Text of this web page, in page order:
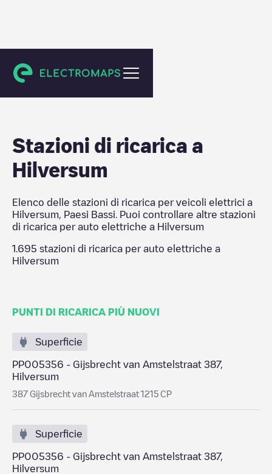
Hilversum
Stazioni di ricarica a
Hilversum
Elenco delle stazioni di ricarica per veicoli elettrici a
Hilversum
Paesi Bassi . Puoi controllare altre stazioni
di ricarica per auto elettriche a Hilversum
1.695 stazioni di ricarica per auto elettriche a
Hilversum
PUNTI DI RICARICA PIÙ NUOVI
Superficie
PP005356 - Gijsbrecht van Amstelstraat 387,
Hilversum
387 Gijsbrecht van Amstelstraat 1215 CP
Superficie
PP005356 - Gijsbrecht van Amstelstraat 387,
Hilversum